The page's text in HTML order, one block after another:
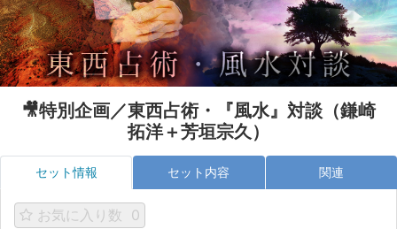
🎥特別企画／東西占術・『風水』対談（鎌崎
拓洋＋芳垣宗久）
セット情報 セット内容 関連
お気に入り数 0